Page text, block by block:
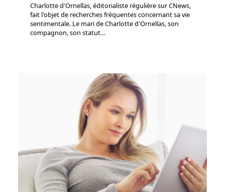
Charlotte d'Ornellas, éditorialiste régulière sur CNews,
fait l'objet de recherches fréquentes concernant sa vie
sentimentale. Le mari de Charlotte d'Ornellas, son
compagnon, son statut…